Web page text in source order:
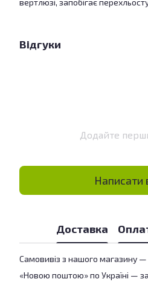
вертлюзі, запобігає
Відгуки
Додайте
Написати
Доставка
Самовивіз з нашого магазину
«Новою поштою» по Україні —